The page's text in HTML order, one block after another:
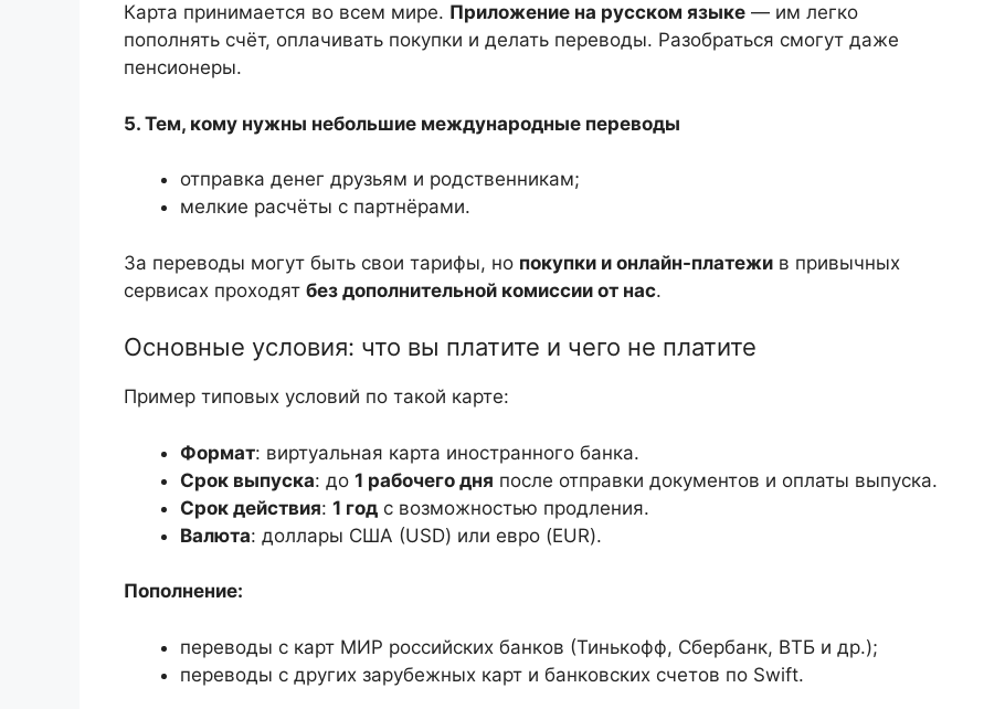
Карта принимается во всем мире. Приложение на русском языке — им легко
пополнять счёт, оплачивать покупки и делать переводы. Разобраться смогут даже
пенсионеры.
5. Тем, кому нужны небольшие международные переводы
отправка денег друзьям и родственникам;
мелкие расчёты с партнёрами.
За переводы могут быть свои тарифы, но покупки и онлайн-платежи в привычных
сервисах проходят без дополнительной комиссии от нас.
Основные условия: что вы платите и чего не платите
Пример типовых условий по такой карте:
Формат: виртуальная карта иностранного банка.
Срок выпуска: до 1 рабочего дня после отправки документов и оплаты выпуска.
Срок действия: 1 год с возможностью продления.
Валюта: доллары США (USD) или евро (EUR).
Пополнение:
переводы с карт МИР российских банков (Тинькофф, Сбербанк, ВТБ и др.);
переводы с других зарубежных карт и банковских счетов по Swift.